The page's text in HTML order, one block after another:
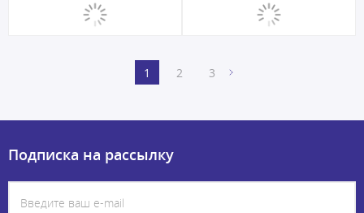
1 2 3
Подписка на рассылку